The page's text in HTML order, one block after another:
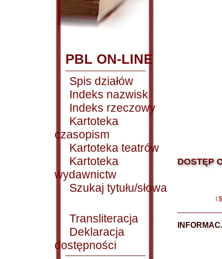
PBL ON-LINE
Spis działów
Indeks nazwisk
Indeks rzeczowy
Kartoteka
czasopism
Kartoteka teatrów
Kartoteka
wydawnictw
Szukaj tytułu/słowa
Transliteracja
Deklaracja
dostępności
DOSTĘP
|